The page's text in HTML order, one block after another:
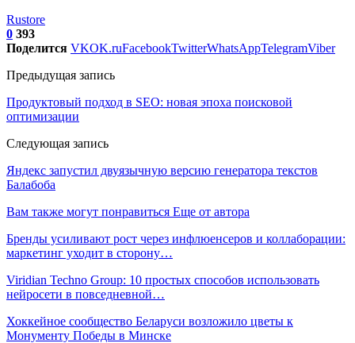
Rustore
0 393
Поделится VKOK.ruFacebookTwitterWhatsAppTelegramViber
Предыдущая запись
Продуктовый подход в SEO: новая эпоха поисковой
оптимизации
Следующая запись
Яндекс запустил двуязычную версию генератора текстов
Балабоба
Вам также могут понравиться Еще от автора
Бренды усиливают рост через инфлюенсеров и коллаборации:
маркетинг уходит в сторону…
Viridian Techno Group: 10 простых способов использовать
нейросети в повседневной…
Хоккейное сообщество Беларуси возложило цветы к
Монументу Победы в Минске